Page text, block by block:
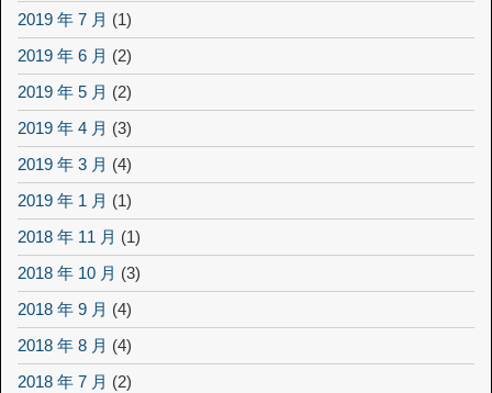
2019 年 7 月 (1)
2019 年 6 月 (2)
2019 年 5 月 (2)
2019 年 4 月 (3)
2019 年 3 月 (4)
2019 年 1 月 (1)
2018 年 11 月 (1)
2018 年 10 月 (3)
2018 年 9 月 (4)
2018 年 8 月 (4)
2018 年 7 月 (2)